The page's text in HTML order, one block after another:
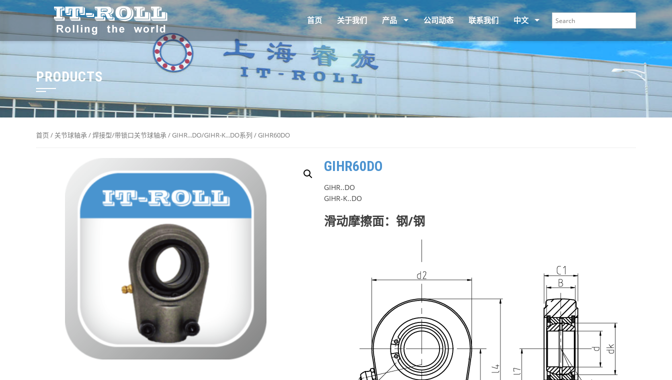
首页 关于我们 产品 公司动态 联系我们 中文
PRODUCTS
首页 / 关节球轴承/焊接型/带锁口关节球轴承/GIHR...DO/GIHR-K...DO系列 / GIHR60DO
GIHR60DO
GIHR..DO
GIHR-K..DO
滑动摩擦面：钢/钢